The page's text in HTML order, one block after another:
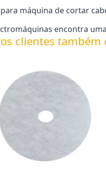
máquina de cortar
encontra
clientes também